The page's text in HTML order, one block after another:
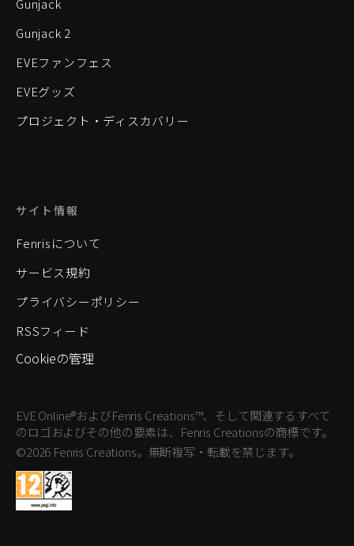
Gunjack
Gunjack 2
EVEファンフェス
EVEグッズ
プロジェクト・ディスカバリー
サイト情報
Fenrisについて
サービス規約
プライバシーポリシー
RSSフィード
Cookieの管理
EVE Online®およびFenris Creations™、そして関連するすべて
のロゴおよびその他の要素は、Fenris Creationsの商標です。
©2026 Fenris Creations。無断複写・転載を禁じます。